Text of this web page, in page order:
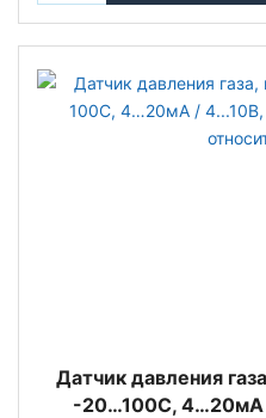
Датчик давления
-20…100С, 4…20мА